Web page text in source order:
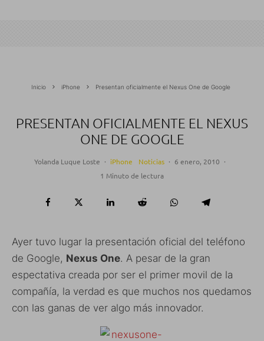
Inicio iPhone Presentan oficialmente el Nexus One de Google
PRESENTAN OFICIALMENTE EL NEXUS
ONE DE GOOGLE
Yolanda Luque Loste · iPhone Noticias · 6 enero, 2010 ·
1 Minuto de lectura
Ayer tuvo lugar la presentación oficial del teléfono
de Google, Nexus One. A pesar de la gran
espectativa creada por ser el primer movil de la
compañía, la verdad es que muchos nos quedamos
con las ganas de ver algo más innovador.